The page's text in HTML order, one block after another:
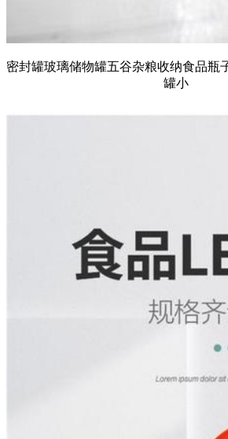
密封罐玻璃储物罐五谷杂粮收纳食品瓶
罐小